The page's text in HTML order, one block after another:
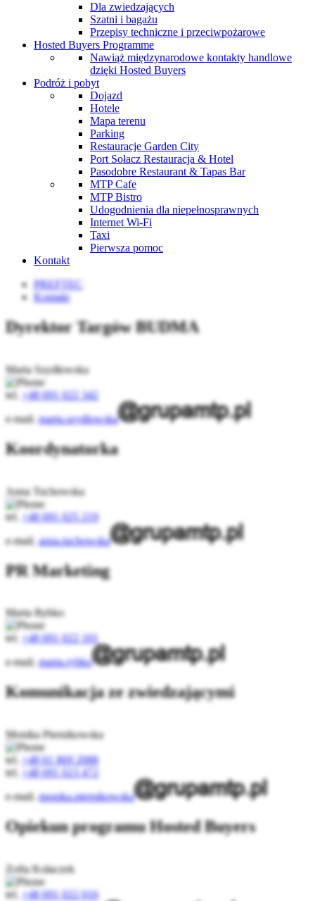
Dla zwiedzających
Szatni i bagażu
Przepisy techniczne i przeciwpożarowe
Hosted Buyers Programme
Nawiąż międzynarodowe kontakty handlowe
dzięki Hosted Buyers
Podróż i pobyt
Dojazd
Hotele
Mapa terenu
Parking
Restauracje Garden City
Port Sołacz Restauracja & Hotel
Pasodobre Restaurant & Tapas Bar
MTP Cafe
MTP Bistro
Udogodnienia dla niepełnosprawnych
Internet Wi-Fi
Taxi
Pierwsza pomoc
Kontakt
PREFTEC
Kontakt
Dyrektor Targów BUDMA
Marta Szydłowska
tel.
+48 691 022 342
e-mail.marta.szydlowska
Koordynatorka
Anna Tuchowska
tel.
+48 691 025 219
e-mail.anna.tuchowska
PR Marketing
Marta Rybko
tel.
+48 691 022 101
e-mail.marta.rybko
Komunikacja ze zwiedzającymi
Monika Piernikowska
tel.
+48 61 869 2088
tel.
+48 691 023 472
e-mail.monika.piernikowska
Opiekun programu Hosted Buyers
Zofia Kołaczek
tel. +48 691 022 016